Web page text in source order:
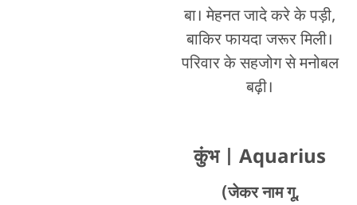
बा। मेहनत जादे करे के पड़ी,
बाकिर फायदा जरूर मिली।
परिवार के सहजोग से मनोबल
बढ़ी।
कुंभ | Aquarius
(जेकर नाम गू,